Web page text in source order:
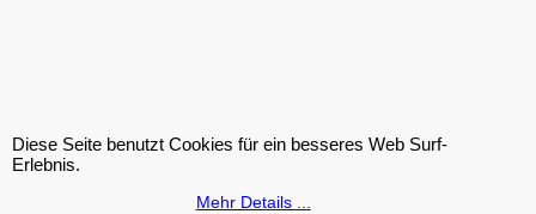
Nutrend 800g
zzgl. Versand
Diese Seite benutzt Cookies für ein besseres Web Surf-
Erlebnis.
Mehr Details ...